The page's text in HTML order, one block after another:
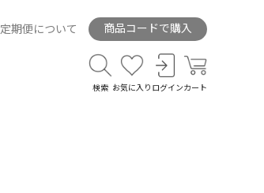
定期便について 商品コードで購入
検索 お気に入り ログイン カート